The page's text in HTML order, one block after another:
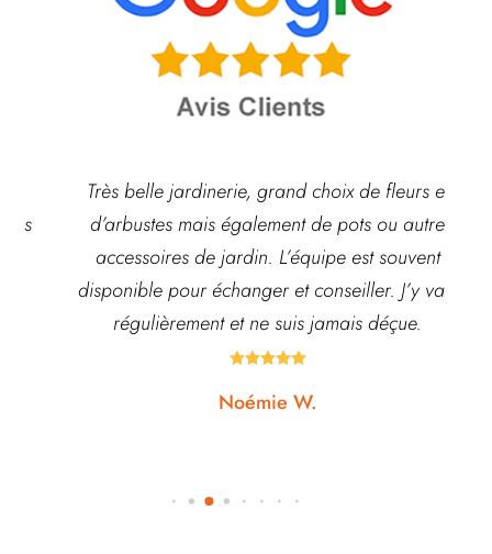
Très belle jardinerie, grand choix de fleurs et
d’arbustes mais également de pots ou autre
accessoires de jardin. L’équipe est souvent
disponible pour échanger et conseiller. J’y vais
régulièrement et ne suis jamais déçue.

Noémie W.